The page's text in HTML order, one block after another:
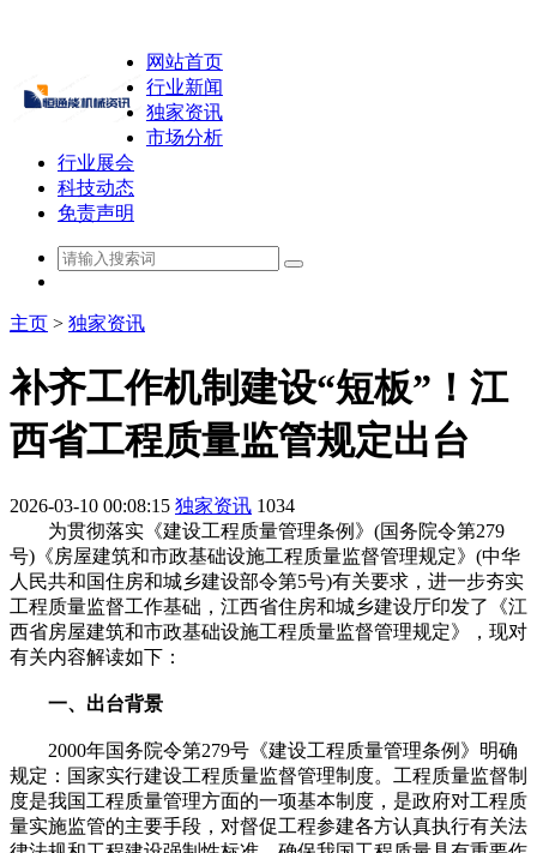
网站首页
行业新闻
独家资讯
市场分析
行业展会
科技动态
免责声明
主页 > 独家资讯
补齐工作机制建设“短板”！江
西省工程质量监管规定出台
2026-03-10 00:08:15 独家资讯 1034
为贯彻落实《建设工程质量管理条例》(国务院令第279
号)《房屋建筑和市政基础设施工程质量监督管理规定》(中华
人民共和国住房和城乡建设部令第5号)有关要求，进一步夯实
工程质量监督工作基础，江西省住房和城乡建设厅印发了《江
西省房屋建筑和市政基础设施工程质量监督管理规定》，现对
有关内容解读如下：
一、出台背景
2000年国务院令第279号《建设工程质量管理条例》明确
规定：国家实行建设工程质量监督管理制度。工程质量监督制
度是我国工程质量管理方面的一项基本制度，是政府对工程质
量实施监管的主要手段，对督促工程参建各方认真执行有关法